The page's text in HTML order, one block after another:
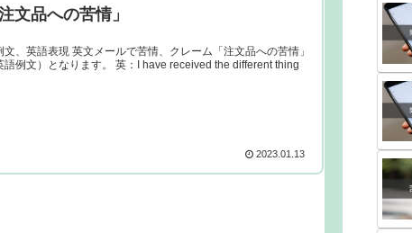
文品への苦情」
クレーム「注文品への苦情」
英：I have received the different thing
2023.01.13